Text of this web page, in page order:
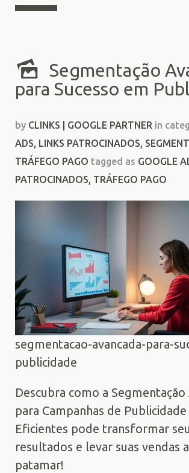
Segmentação
para Sucesso em
by CLINKS | GOOGLE PARTNER in
ADS, LINKS PATROCINADOS,
TRÁFEGO PAGO tagged as GOOGLE
PATROCINADOS, TRÁFEGO PAGO
segmentacao-avancada-para-
publicidade
Descubra como a Segmentação
para Campanhas de
Eficientes pode transformar
resultados e levar suas vendas
patamar!